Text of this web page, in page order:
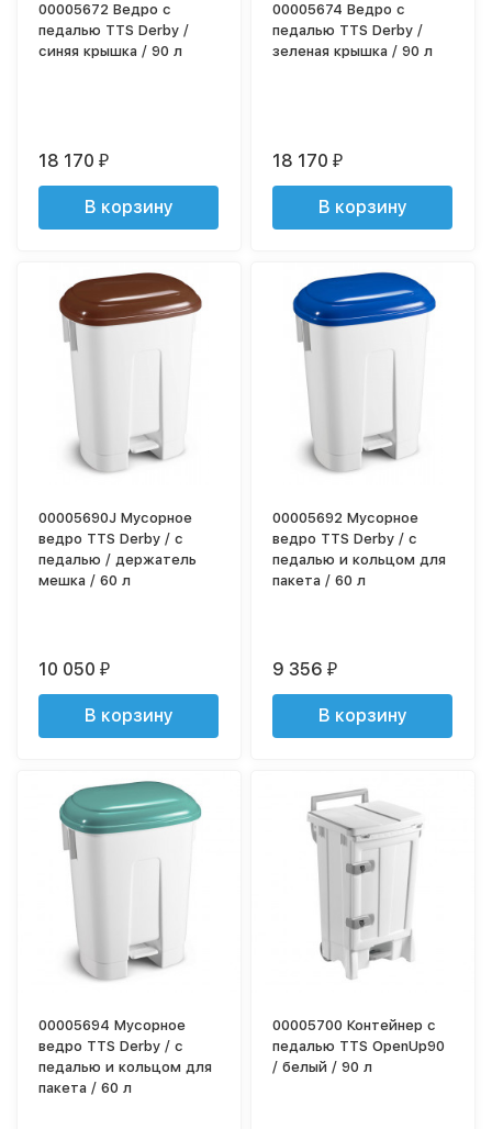
00005672 Ведро с
педалью TTS Derby /
синяя крышка / 90 л
18 170₽
В корзину
00005674 Ведро с
педалью TTS Derby /
зеленая крышка / 90 л
18 170₽
В корзину
00005690J Мусорное
ведро TTS Derby / с
педалью / держатель
мешка / 60 л
10 050₽
В корзину
00005692 Мусорное
ведро TTS Derby / с
педалью и кольцом для
пакета / 60 л
9 356₽
В корзину
00005694 Мусорное
ведро TTS Derby / с
педалью и кольцом для
пакета / 60 л
00005700 Контейнер с
педалью TTS OpenUp90
/ белый / 90 л